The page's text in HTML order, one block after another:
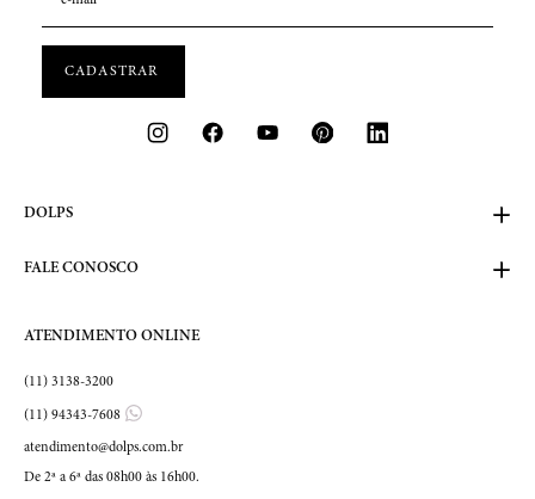
DOLPS
FALE CONOSCO
ATENDIMENTO ONLINE
(11) 3138-3200
(11) 94343-7608
atendimento@dolps.com.br
De 2ª a 6ª das 08h00 às 16h00.